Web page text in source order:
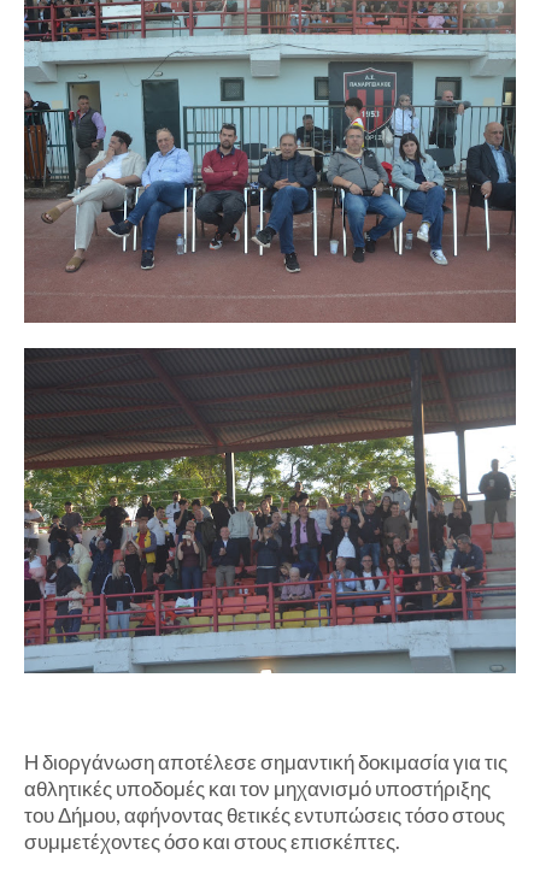
Η διοργάνωση αποτέλεσε σημαντική δοκιμασία για τις
αθλητικές υποδομές και τον μηχανισμό υποστήριξης
του Δήμου, αφήνοντας θετικές εντυπώσεις τόσο στους
συμμετέχοντες όσο και στους επισκέπτες.